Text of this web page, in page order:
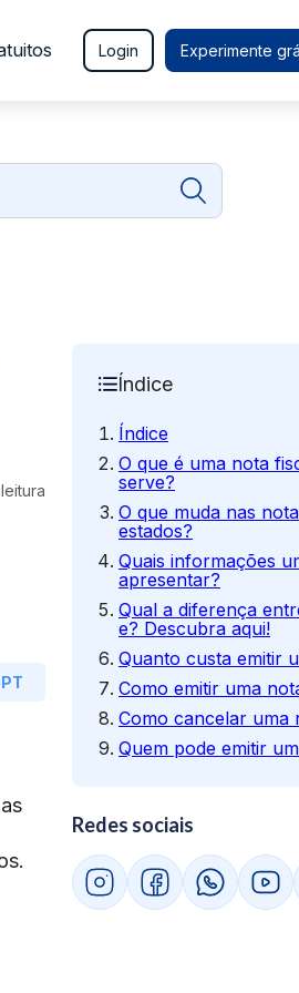
Login Experimente
Índice
Índice
O que é uma nota
serve?
O que muda nas
estados?
Quais informações
apresentar?
Qual a diferença
e? Descubra aqui!
Quanto custa emitir
Como emitir uma
Como cancelar uma
Quem pode emitir
Redes sociais